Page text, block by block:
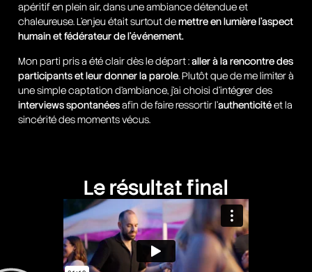
apéritif en plein air, dans une ambiance détendue et
chaleureuse. L’enjeu était surtout demettre en lumière l’aspect
humain et fédérateur de l’événement.
Mon parti pris a été clair dès le départ :aller à la rencontre des
participants et leur donner la parole. Plutôt que de me limiter à
une simple captation d’ambiance, j’ai choisi d’intégrer des
interviews spontanéesafin de faire ressortir l’authenticitéet la
sincérité des moments vécus.
Le résultat final